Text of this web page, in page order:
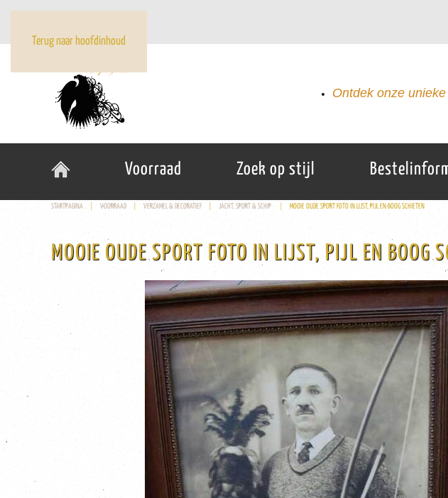
Terug naar hoofdinhoud
Ontdek onze
Voorraad Zoek op stijl
STARTPAGINA VOORRAAD VERZAMEL & DECORATIEF JACHT, SPORT & SCHIP MOOIE OUDE SPORT FOTO IN LIJST, PIJL EN BOOG SCHIETEN
MOOIE OUDE SPORT FOTO IN LIJST, PIJL EN BOOG